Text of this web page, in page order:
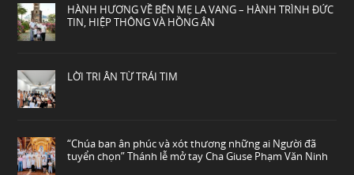
HÀNH HƯƠNG VỀ BÊN MẸ LA VANG – HÀNH TRÌNH ĐỨC
TIN, HIỆP THÔNG VÀ HỒNG ÂN
LỜI TRI ÂN TỪ TRÁI TIM
“Chúa ban ân phúc và xót thương những ai Người đã
tuyển chọn” Thánh lễ mở tay Cha Giuse Phạm Văn Ninh